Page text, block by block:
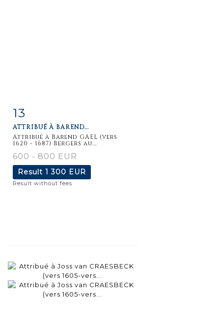
Item detail
13
ATTRIBUÉ À BAREND...
Attribué à Barend GAEL (vers
1620 - 1687) Bergers au...
600 - 800 EUR
Result 1 300 EUR
Result without fees